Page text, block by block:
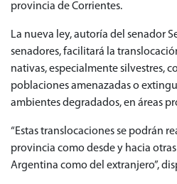
provincia de Corrientes.
La nueva ley, autoría del senador
senadores, facilitará la
nativas, especialmente silvestres,
poblaciones amenazadas o
ambientes degradados, en áreas
“Estas translocaciones se podrán
provincia como desde y hacia
Argentina como del extranjero”,